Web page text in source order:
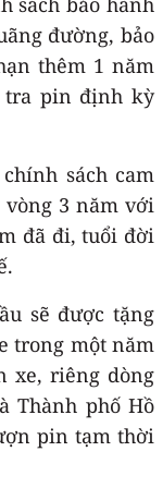
đường, bảo
thêm 1 năm
tra pin định kỳ
sách cam
3 năm với
đã đi, tuổi đời
sẽ được tặng
trong một năm
xe, riêng dòng
Thành phố Hồ
pin tạm thời